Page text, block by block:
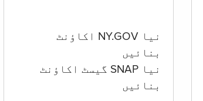
نیا NY.GOV اکاؤنٹ
بنائیں
نیا SNAP گیسٹ اکاؤنٹ
بنائیں